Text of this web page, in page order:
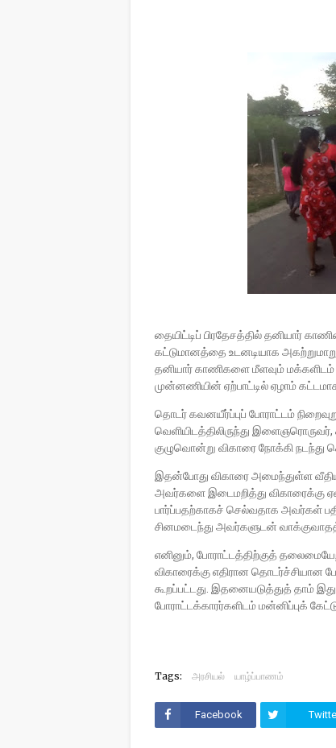
தையிட்டிப் பிரதேசத்தில் தனியார்
கட்டுமானத்தை உடனடியாக
தனியார் காணிகளை மீளவும் மக்களிடம்
முன்னணியின் ஏற்பாட்டில் ஏழாம்
தொடர் கவனயீர்ப்புப் போராட்டம்
வெளியிடத்திலிருந்து
குழுவொன்று விகாரை நோக்கி நடந்து
இதன்போது விகாரை அமைந்துள்ள
அவர்களை இடைமறித்து விகாரைக்கு
பார்ப்பதற்காகச் செல்வதாக அவர்கள்
சினமடைந்து அவர்களுடன்
எனினும், போராட்டத்திற்குத்
விகாரைக்கு எதிரான தொடர்ச்சியான
கூறப்பட்டது. இதனையடுத்துத் தாம்
போராட்டக்காரர்களிடம் மன்னிப்புக்
Tags: அரசியல் யாழ்ப்பாணம்
Facebook